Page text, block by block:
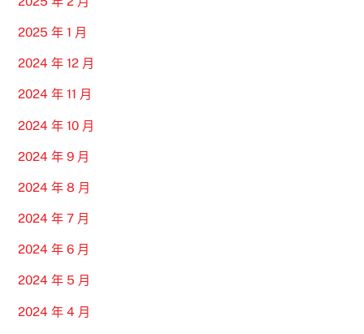
2025 年 1 月
2024 年 12 月
2024 年 11 月
2024 年 10 月
2024 年 9 月
2024 年 8 月
2024 年 7 月
2024 年 6 月
2024 年 5 月
2024 年 4 月